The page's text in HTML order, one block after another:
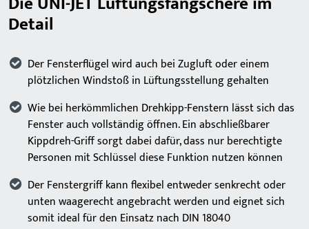
Detail
Der Fensterflügel wird auch bei Zugluft oder einem
plötzlichen Windstoß in Lüftungsstellung gehalten
Wie bei herkömmlichen Drehkipp-Fenstern lässt sich das
Fenster auch vollständig öffnen. Ein abschließbarer
Kippdreh-Griff sorgt dabei dafür, dass nur berechtigte
Personen mit Schlüssel diese Funktion nutzen können
Der Fenstergriff kann flexibel entweder senkrecht oder
unten waagerecht angebracht werden und eignet sich
somit ideal für den Einsatz nach DIN 18040